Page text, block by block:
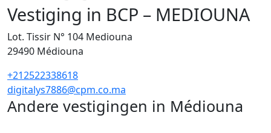
Vestiging in BCP – MEDIOUNA
Lot. Tissir N° 104 Mediouna
29490 Médiouna
+212522338618
digitalys7886@cpm.co.ma
Andere vestigingen in Médiouna